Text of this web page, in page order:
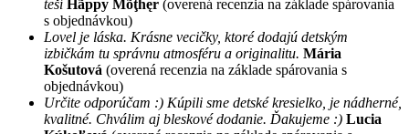
tešíHãppy Mõţhęr (overená recenzia na základe spárovania
s objednávkou)
Lovel je láska. Krásne vecičky, ktoré dodajú detským
izbičkám tu správnu atmosféru a originalitu. Mária
Košutová (overená recenzia na základe spárovania s
objednávkou)
Určite odporúčam :) Kúpili sme detské kresielko, je nádherné,
kvalitné. Chválim aj bleskové dodanie. Ďakujeme :) Lucia